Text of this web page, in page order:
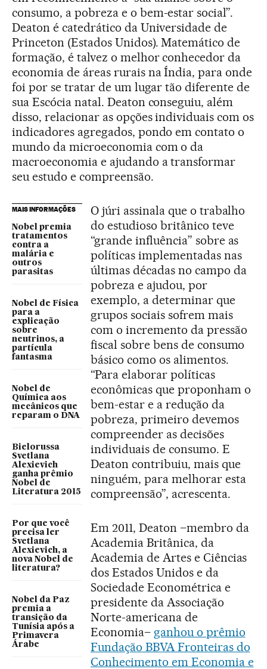
consumo, a pobreza e o bem-estar social”.
Deaton é catedrático da Universidade de
Princeton (Estados Unidos). Matemático de
formação, é talvez o melhor conhecedor da
economia de áreas rurais na Índia, para onde
foi por se tratar de um lugar tão diferente de
sua Escócia natal. Deaton conseguiu, além
disso, relacionar as opções individuais com os
indicadores agregados, pondo em contato o
mundo da microeconomia com o da
macroeconomia e ajudando a transformar
seu estudo e compreensão.
MAIS INFORMAÇÕES
Nobel premia
tratamentos
contra a
malária e
outros
parasitas
Nobel de Física
para a
explicação
sobre
neutrinos, a
partícula
fantasma
Nobel de
Química aos
mecânicos que
reparam o DNA
Bielorussa
Svetlana
Alexievich
ganha prêmio
Nobel de
Literatura 2015
Por que você
precisa ler
Svetlana
Alexievich, a
nova Nobel de
literatura?
Nobel da Paz
premia a
transição da
Tunísia após a
Primavera
Árabe
O júri assinala que o trabalho
do estudioso britânico teve
“grande influência” sobre as
políticas implementadas nas
últimas décadas no campo da
pobreza e ajudou, por
exemplo, a determinar que
grupos sociais sofrem mais
com o incremento da pressão
fiscal sobre bens de consumo
básico como os alimentos.
“Para elaborar políticas
econômicas que proponham o
bem-estar e a redução da
pobreza, primeiro devemos
compreender as decisões
individuais de consumo. E
Deaton contribuiu, mais que
ninguém, para melhorar esta
compreensão”, acrescenta.
Em 2011, Deaton –membro da
Academia Britânica, da
Academia de Artes e Ciências
dos Estados Unidos e da
Sociedade Econométrica e
presidente da Associação
Norte-americana de
Economia– ganhou o prêmio
Fundação BBVA Fronteiras do
Conhecimento em Economia e